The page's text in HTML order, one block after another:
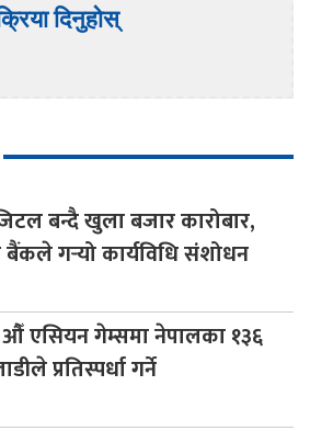
दिनुहोस्
बन्दै खुला बजार कारोबार,
बैंकले गर्‍यो कार्यविधि संशोधन
औँ एसियन गेम्समा नेपालका १३६
प्रतिस्पर्धा गर्ने